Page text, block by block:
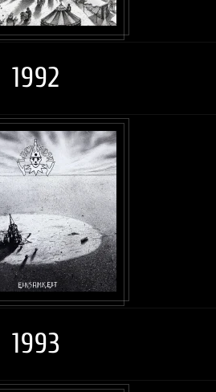
1992
1993